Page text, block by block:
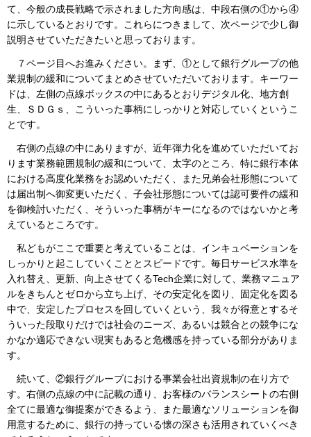
て、今般の成長戦略で示されました方向感は、中段右側の①から④
に示しているとおりです。これらにつきまして、次ページで少し御
説明させていただきたいと思っております。
７ページ目へお進みください。まず、①として銀行グループの他
業規制の緩和についてまとめさせていただいております。キーワー
ドは、左側の点線ボックスの中にあるとおりデジタル化、地方創
生、ＳＤＧｓ、こういった事柄にしっかりと対応していくというこ
とです。
右側の点線の中にありますが、近年弾力化を進めていただいてお
ります業務範囲規制の緩和について、太字のところ、特に銀行本体
における高度化業務をお認めいただく、また兄弟会社形態について
は届出制へ御変更いただく、子会社形態については認可要件の緩和
を御検討いただく、そういった事柄がキーになるのではないかと考
えているところです。
私どもがここで重要と考えていることは、インキュベーションを
しっかりと起こしていくこととスピードです。毎日サービス水準を
入れ替え、更新、向上させてくるTech企業に対して、業務マニュア
ルをきちんとゼロから立ち上げ、その安定化を図り、固定化を図る
中で、安定したプロセスを回していくという、我々が得意とするそ
ういった段取りだけでは社会のニーズ、あるいは競合との競争にな
かなか適応できない現実もあると危機感を持っている部分がありま
す。
続いて、②銀行グループにおける事業会社出資規制の在り方で
す。右側の点線の中に記載の通り、お客様のバランスシートの右側
全てに最適な御提案ができるよう、また最適なソリューションを御
用意するために、銀行の持っている懐の深さも活用されていくべき